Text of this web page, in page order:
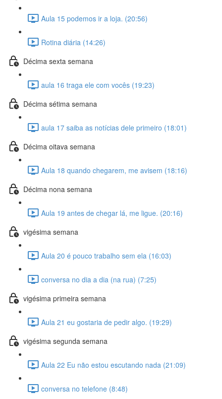
Aula 15 podemos ir a loja. (20:56)
Rotina diária (14:26)
Décima sexta semana
aula 16 traga ele com vocês (19:23)
Décima sétima semana
aula 17 saiba as notícias dele primeiro (18:01)
Décima oitava semana
Aula 18 quando chegarem, me avisem (18:16)
Décima nona semana
Aula 19 antes de chegar lá, me ligue. (20:16)
vigésima semana
Aula 20 é pouco trabalho sem ela (16:03)
conversa no dia a dia (na rua) (7:25)
vigésima primeira semana
Aula 21 eu gostaria de pedir algo. (19:29)
vigésima segunda semana
Aula 22 Eu não estou escutando nada (21:09)
conversa no telefone (8:48)